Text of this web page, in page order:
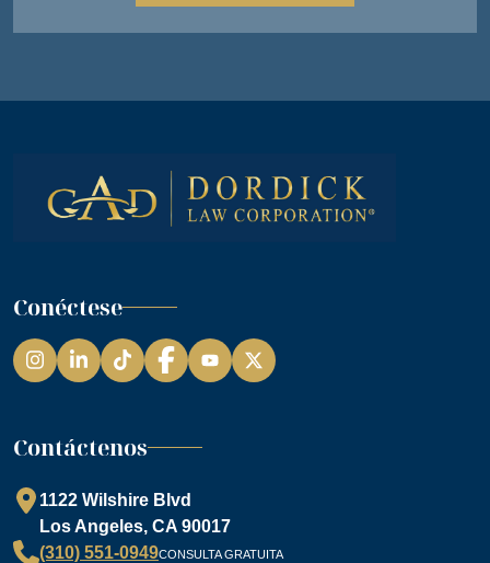
Conéctese
InstagramLinkedInTikTokFacebookYouTube
Contáctenos
1122 Wilshire Blvd
Los Angeles, CA 90017
(310) 551-0949CONSULTA GRATUITA